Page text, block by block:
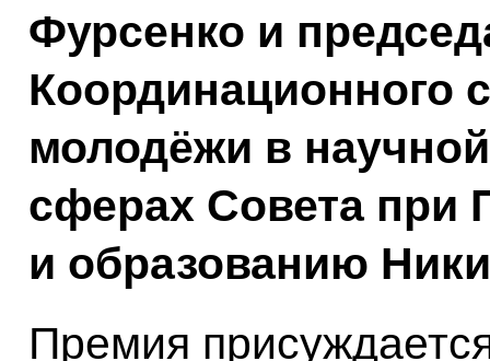
Фурсенко и
Координационного
молодёжи в
сферах Совета при
и образованию
Премия